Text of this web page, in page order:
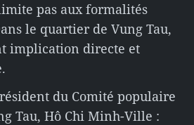
pas aux formalités
le quartier de Vung Tau,
implication directe et
du Comité populaire
Tau, Hô Chi Minh-Ville :